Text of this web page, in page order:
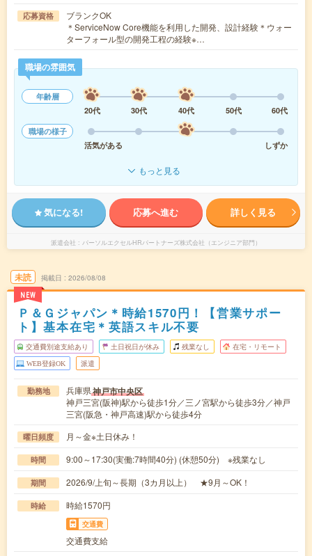
応募資格
ブランクOK
＊ServiceNow Core機能を利用した開発、設計経験＊ウォー
ターフォール型の開発工程の経験※…
職場の雰囲気
年齢層
20代
30代 40代 50代
60代
職場の様子
活気がある
しずか
もっと見る
気になる! 応募へ進む 詳しく見る
派遣会社 パーソルエクセルHRパートナーズ株式会社（エンジニア部門）
未読
NEW
掲載日 2026/08/08
Ｐ＆Ｇジャパン＊時給1570円！【営業サポー
ト】基本在宅＊英語スキル不要
交通費別途支給あり 土日祝日が休み 残業なし 在宅・リモート
WEB登録OK 派遣
勤務地 兵庫県神戸市中央区
神戸三宮(阪神)駅から徒歩1分／三ノ宮駅から徒歩3分／神戸
三宮(阪急・神戸高速)駅から徒歩4分
曜日頻度 月～金※土日休み！
時間 9:00～17:30(実働:7時間40分) (休憩50分) ※残業なし
期間 2026/9/上旬～長期（3カ月以上） ★9月～OK！
時給 時給1570円
交通費
交通費支給